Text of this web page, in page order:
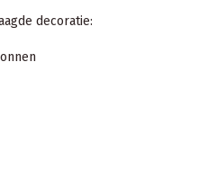
decoratie: